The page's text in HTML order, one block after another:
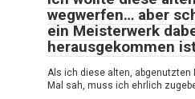
wegwerfen… aber
ein Meisterwerk
herausgekommen
Als ich diese alten,
Mal sah, muss ich ehrlich